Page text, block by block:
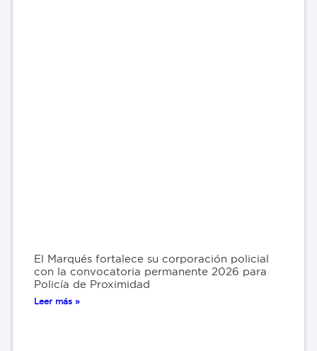
El Marqués fortalece su corporación policial
con la convocatoria permanente 2026 para
Policía de Proximidad
Leer más »